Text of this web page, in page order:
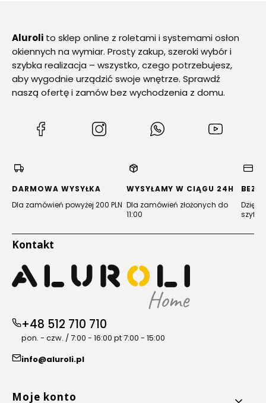
Aluroli to sklep online z roletami i systemami osłon
okiennych na wymiar. Prosty zakup, szeroki wybór i
szybka realizacja – wszystko, czego potrzebujesz,
aby wygodnie urządzić swoje wnętrze. Sprawdź
naszą ofertę i zamów bez wychodzenia z domu.
karcie)
(Otwiera
nowej
karcie)
(Otwiera
karcie)
(Otwiera
nowej
karcie)
DARMOWA WYSYŁKA
Dla zamówień powyżej 200 PLN
WYSYŁAMY W CIĄGU 24H
Dla zamówień złożonych do
11:00
Dzięki
Kontakt
+48 512 710 710
pon. - czw. / 7:00 - 16:00 pt 7:00 - 15:00
info@aluroli.pl
Linki w stopce
Moje konto